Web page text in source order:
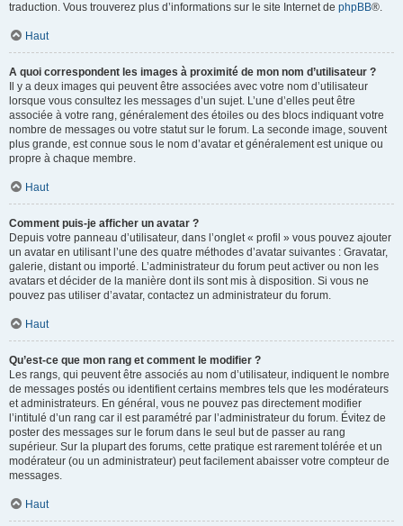
traduction. Vous trouverez plus d’informations sur le site Internet de phpBB®.
Haut
A quoi correspondent les images à proximité de mon nom d’utilisateur ?
Il y a deux images qui peuvent être associées avec votre nom d’utilisateur
lorsque vous consultez les messages d’un sujet. L’une d’elles peut être
associée à votre rang, généralement des étoiles ou des blocs indiquant votre
nombre de messages ou votre statut sur le forum. La seconde image, souvent
plus grande, est connue sous le nom d’avatar et généralement est unique ou
propre à chaque membre.
Haut
Comment puis-je afficher un avatar ?
Depuis votre panneau d’utilisateur, dans l’onglet « profil » vous pouvez ajouter
un avatar en utilisant l’une des quatre méthodes d’avatar suivantes : Gravatar,
galerie, distant ou importé. L’administrateur du forum peut activer ou non les
avatars et décider de la manière dont ils sont mis à disposition. Si vous ne
pouvez pas utiliser d’avatar, contactez un administrateur du forum.
Haut
Qu’est-ce que mon rang et comment le modifier ?
Les rangs, qui peuvent être associés au nom d’utilisateur, indiquent le nombre
de messages postés ou identifient certains membres tels que les modérateurs
et administrateurs. En général, vous ne pouvez pas directement modifier
l’intitulé d’un rang car il est paramétré par l’administrateur du forum. Évitez de
poster des messages sur le forum dans le seul but de passer au rang
supérieur. Sur la plupart des forums, cette pratique est rarement tolérée et un
modérateur (ou un administrateur) peut facilement abaisser votre compteur de
messages.
Haut